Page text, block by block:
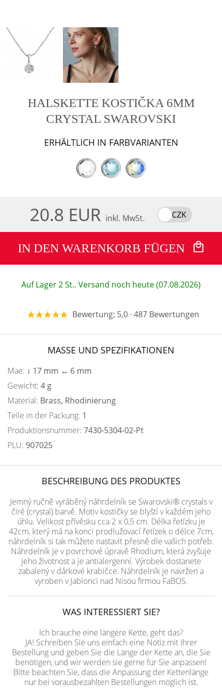
HALSKETTE KOSTIČKA 6MM
CRYSTAL SWAROVSKI
ERHÄLTLICH IN FARBVARIANTEN
20.8 EUR inkl. MwSt. CZK
IN DEN WARENKORB FÜGEN
Auf Lager 2 St.. Versand noch heute (07.08.2026)
Bewertung: 5,0 · 487 Bewertungen
MASSE UND SPEZIFIKATIONEN
Mae: ↕ 17 mm ↔ 6 mm
Gewicht: 4 g
Material: Brass, Rhodinierung
Teile in der Packung: 1
Produktionsnummer: 7430-5304-02-Pt
PLU: 907025
BESCHREIBUNG DES PRODUKTES
Jemný ručně vyráběný náhrdelník se Swarovski® crystals v
čiré (crystal) barvě. Motiv kostičky se blyští v každém jeho
úhlu. Velikost přívěsku cca 2 x 0,5 cm. Délka řetízku je
42cm, který má na konci prodlužovací řetízek o délce 7cm,
náhrdelník si tak můžete nastavit přesně dle vašich potřeb.
Náhrdelník je v povrchové úpravě Rhodium, která zvyšuje
jeho životnost a je antialergenní. Výrobek dostanete
zabalený v dárkové krabičce. Náhrdelník je navržen a
vyroben v Jablonci nad Nisou firmou FaBOS.
WAS INTERESSIERT SIE?
Ich brauche eine längere Kette, geht das?
JA! Schreiben Sie uns einfach eine Notiz mit Ihrer
Bestellung und geben Sie die Länge der Kette an, die Sie
benötigen, und wir werden sie gerne für Sie anpassen!
Bitte beachten Sie, dass die Anpassung der Kettenlänge
nur bei vorausbezahlten Bestellungen möglich ist.